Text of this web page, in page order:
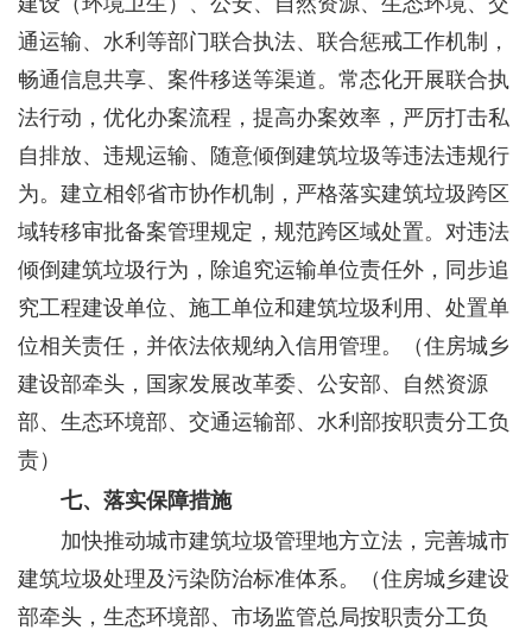
通运输、水利等部门联合执法、联合惩戒工作机制，
畅通信息共享、案件移送等渠道。常态化开展联合执
法行动，优化办案流程，提高办案效率，严厉打击私
自排放、违规运输、随意倾倒建筑垃圾等违法违规行
为。建立相邻省市协作机制，严格落实建筑垃圾跨区
域转移审批备案管理规定，规范跨区域处置。对违法
倾倒建筑垃圾行为，除追究运输单位责任外，同步追
究工程建设单位、施工单位和建筑垃圾利用、处置单
位相关责任，并依法依规纳入信用管理。
（住房城乡
建设部牵头，国家发展改革委、公安部、自然资源
部、生态环境部、交通运输部、水利部按职责分工负
责）
七、落实保障措施
加快推动城市建筑垃圾管理地方立法，完善城市
建筑垃圾处理及污染防治标准体系。
（住房城乡建设
部牵头，生态环境部、市场监管总局按职责分工负